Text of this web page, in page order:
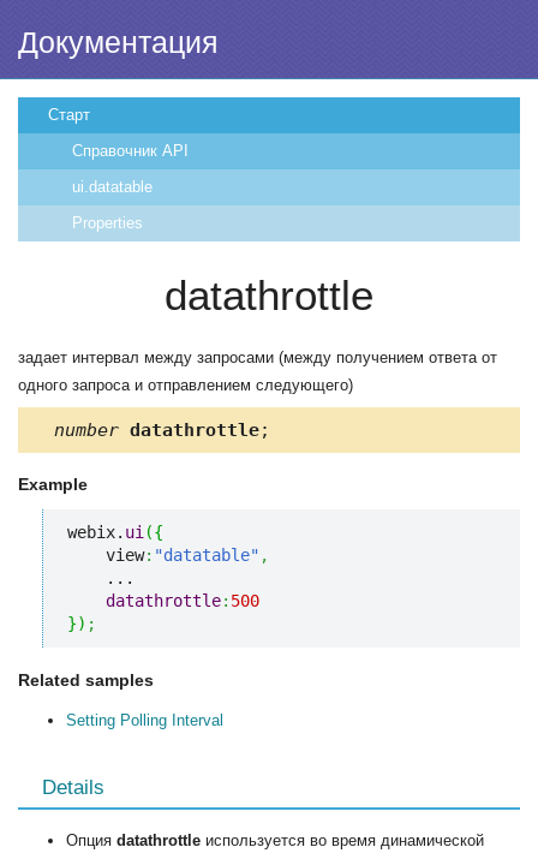
Документация
Старт
Справочник API
ui.datatable
Properties
datathrottle
задает интервал между запросами (между получением ответа от
одного запроса и отправлением следующего)
number datathrottle;
Example
webix. ui ({
    view
: "datatable" ,
    ...
datathrottle: 500
}) ;
Related samples
Setting Polling Interval
Details
Опция datathrottle используется во время динамической